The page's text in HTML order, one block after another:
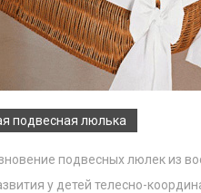
подвесная люлька
подвесных люлек из
у детей телесно-